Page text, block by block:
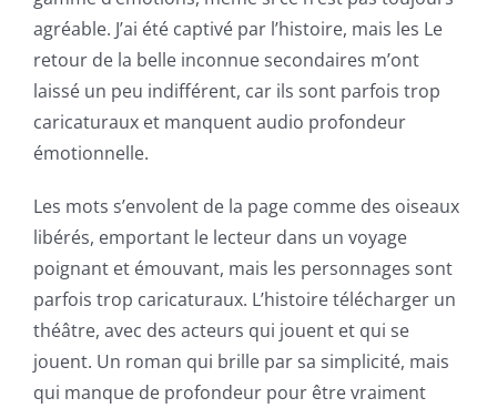
agréable. J’ai été captivé par l’histoire, mais les Le
retour de la belle inconnue secondaires m’ont
laissé un peu indifférent, car ils sont parfois trop
caricaturaux et manquent audio profondeur
émotionnelle.
Les mots s’envolent de la page comme des oiseaux
libérés, emportant le lecteur dans un voyage
poignant et émouvant, mais les personnages sont
parfois trop caricaturaux. L’histoire télécharger un
théâtre, avec des acteurs qui jouent et qui se
jouent. Un roman qui brille par sa simplicité, mais
qui manque de profondeur pour être vraiment
Technology
and
Chance:
The
Role
of
Unlimluck
in
Revolutionizing